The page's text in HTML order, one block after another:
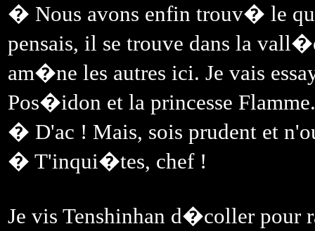
� Nous avons enfin trouv� le
pensais, il se trouve dans la
am�ne les autres ici. Je vais
Pos�idon et la princesse Flamme.
� D'ac ! Mais, sois prudent et
� T'inqui�tes, chef !
Je vis Tenshinhan d�coller